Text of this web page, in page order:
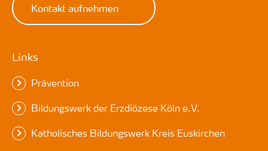
Kontakt aufnehmen
Links
Prävention
Bildungswerk der Erzdiözese Köln e.V.
Katholisches Bildungswerk Kreis Euskirchen